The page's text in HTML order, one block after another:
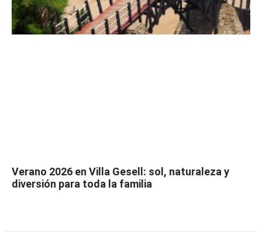
Verano 2026 en Villa Gesell: sol, naturaleza y
diversión para toda la familia